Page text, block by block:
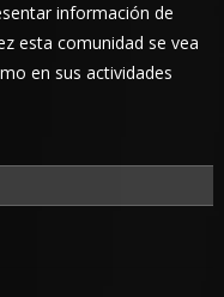
información de
esta comunidad se vea
en sus actividades